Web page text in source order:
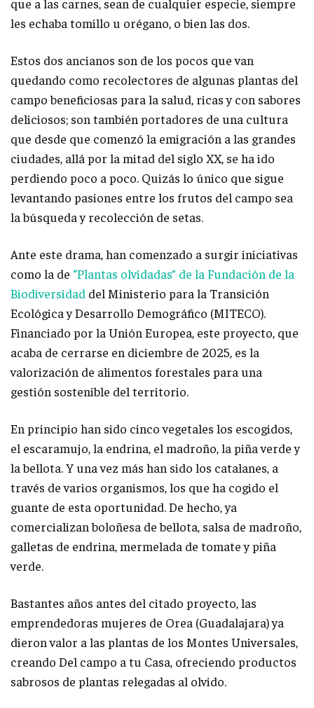
les echaba tomillo u orégano, o bien las dos.
Estos dos ancianos son de los pocos que van
quedando como recolectores de algunas plantas del
campo beneficiosas para la salud, ricas y con sabores
deliciosos; son también portadores de una cultura
que desde que comenzó la emigración a las grandes
ciudades, allá por la mitad del siglo XX, se ha ido
perdiendo poco a poco. Quizás lo único que sigue
levantando pasiones entre los frutos del campo sea
la búsqueda y recolección de setas.
Ante este drama, han comenzado a surgir iniciativas
como la de “Plantas olvidadas” de la Fundación de la
Biodiversidad del Ministerio para la Transición
Ecológica y Desarrollo Demográfico (MITECO).
Financiado por la Unión Europea, este proyecto, que
acaba de cerrarse en diciembre de 2025, es la
valorización de alimentos forestales para una
gestión sostenible del territorio.
En principio han sido cinco vegetales los escogidos,
el escaramujo, la endrina, el madroño, la piña verde y
la bellota. Y una vez más han sido los catalanes, a
través de varios organismos, los que ha cogido el
guante de esta oportunidad. De hecho, ya
comercializan boloñesa de bellota, salsa de madroño,
galletas de endrina, mermelada de tomate y piña
verde.
Bastantes años antes del citado proyecto, las
emprendedoras mujeres de Orea (Guadalajara) ya
dieron valor a las plantas de los Montes Universales,
creando Del campo a tu Casa, ofreciendo productos
sabrosos de plantas relegadas al olvido.